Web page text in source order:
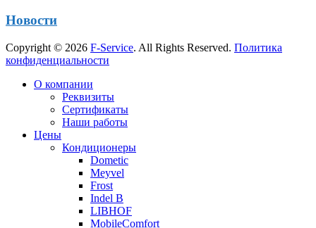
Новости
Copyright © 2026 F-Service. All Rights Reserved. Политика
конфиденциальности
вверх
О компании
Реквизиты
Сертификаты
Наши работы
Цены
Кондиционеры
Dometic
Meyvel
Frost
Indel B
LIBHOF
MobileComfort